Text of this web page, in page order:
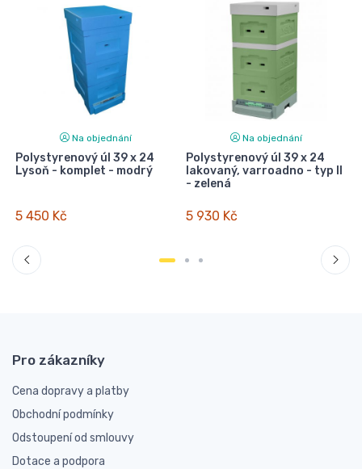
Na objednání
Polystyrenový úl 39 x 24
Lysoň - komplet - modrý
5 450 Kč
Na objednání
Polystyrenový úl 39 x 24
lakovaný, varroadno - typ II
- zelená
5 930 Kč
Pro zákazníky
Cena dopravy a platby
Obchodní podmínky
Odstoupení od smlouvy
Dotace a podpora